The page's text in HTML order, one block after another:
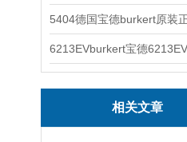
相关文章